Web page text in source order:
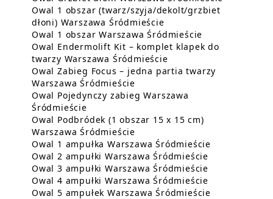
Owal 1 obszar (twarz/szyja/dekolt/grzbiet
dłoni) Warszawa ŚródmieścieDowiedz się więcej o
Owal 1 obszar Warszawa Śródmieście
Owal Endermolift Kit – komplet klapek do
twarzy Warszawa ŚródmieścieDowiedz się więcej o
Owal Zabieg Focus – jedna partia twarzy
Warszawa Śródmieście
Owal Pojedynczy zabieg Warszawa
ŚródmieścieDowiedz się więcej o Owal Pojedynczy
Owal Podbródek (1 obszar 15 x 15 cm)
Warszawa Śródmieście
Owal 1 ampułka Warszawa Śródmieście
Owal 2 ampułki Warszawa Śródmieście
Owal 3 ampułki Warszawa Śródmieście
Owal 4 ampułki Warszawa Śródmieście
Owal 5 ampułek Warszawa Śródmieście